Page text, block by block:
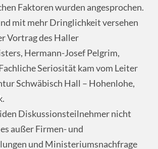
Faktoren wurden angesprochen.
mit mehr Dringlichkeit versehen
Vortrag des Haller
Hermann-Josef Pelgrim,
Seriosität kam vom Leiter
Schwäbisch Hall – Hohenlohe,
Diskussionsteilnehmer nicht
außer Firmen- und
und Ministeriumsnachfrage